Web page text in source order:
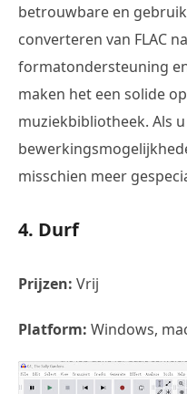
betrouwbare en
converteren van FLAC
formatondersteuning
maken het een solide
muziekbibliotheek. Als
misschien meer
4. Durf
Prijzen: Vrij
Platform: Windows,